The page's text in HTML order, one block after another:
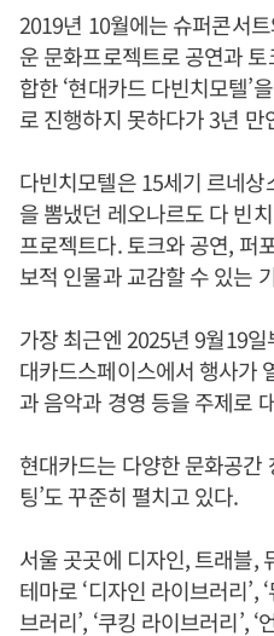
2019년 10월에는 슈퍼콘서
운 문화프로젝트로 공연과
합한 ‘현대카드 다빈치모텔’
로 진행하지 못하다가 3년
다빈치모텔은 15세기 르네
을 뽐냈던 레오나르도 다 빈
프로젝트다. 토크와 공연, 퍼
보적 인물과 교감할 수 있는
가장 최근엔 2025년 9월19
대카드스페이스에서 행사가
과 음악과 경영 등을 주제로
현대카드는 다양한 문화공간
팅’도 꾸준히 펼치고 있다.
서울 곳곳에 디자인, 트래블,
테마로 ‘디자인 라이브러리’,
브러리’, ‘쿠킹 라이브러리’,